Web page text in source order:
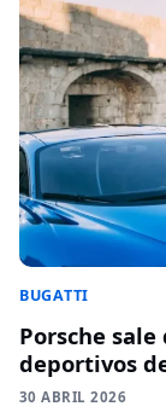
BUGATTI
Porsche
deportivos
30 ABRIL 2026